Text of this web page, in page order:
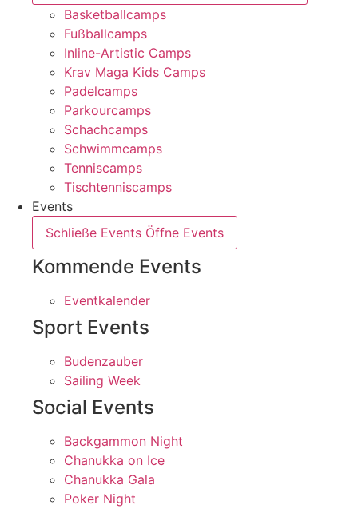
Basketballcamps
Fußballcamps
Inline-Artistic Camps
Krav Maga Kids Camps
Padelcamps
Parkourcamps
Schachcamps
Schwimmcamps
Tenniscamps
Tischtenniscamps
Events
Schließe Events Öffne Events
Kommende Events
Eventkalender
Sport Events
Budenzauber
Sailing Week
Social Events
Backgammon Night
Chanukka on Ice
Chanukka Gala
Poker Night